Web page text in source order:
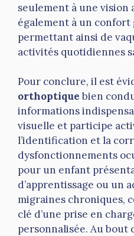
seulement à une vision
également à un confort
permettant ainsi de
activités quotidiennes
Pour conclure, il est
orthoptique bien
informations
visuelle et participe
l’identification et la
dysfonctionnements
pour un enfant
d’apprentissage ou un
migraines chroniques,
clé d’une prise en
personnalisée. Au bout